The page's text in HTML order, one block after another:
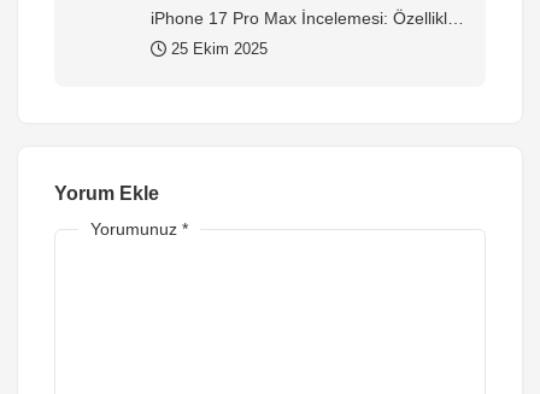
iPhone 17 Pro Max İncelemesi: Özellikler,
Yorumlar ve Alınır mı?
25 Ekim 2025
Yorum Ekle
Yorumunuz *